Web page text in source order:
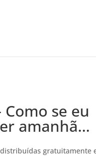
se eu
amanhã…
gratuitamente